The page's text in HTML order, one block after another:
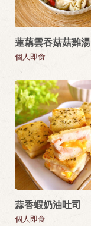
蓮藕雲吞菇菇雞湯
個人即食
蒜香蝦奶油吐司
個人即食